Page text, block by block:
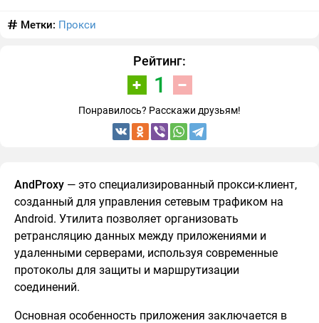
Метки: Прокси
Рейтинг:
1
Понравилось? Расскажи друзьям!
AndProxy — это специализированный прокси-клиент,
созданный для управления сетевым трафиком на
Android. Утилита позволяет организовать
ретрансляцию данных между приложениями и
удаленными серверами, используя современные
протоколы для защиты и маршрутизации
соединений.
Основная особенность приложения заключается в